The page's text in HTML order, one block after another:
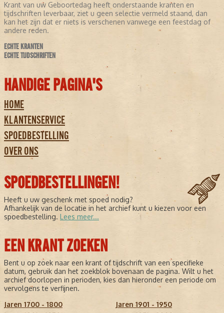
Krant van uw Geboortedag heeft onderstaande kranten en
tijdschriften leverbaar, ziet u geen selectie vermeld staand, dan
kan het zijn dat er niets is verschenen vanwege een feestdag of
andere reden.
ECHTE KRANTEN
ECHTE TIJDSCHRIFTEN
HANDIGE PAGINA'S
HOME
KLANTENSERVICE
SPOEDBESTELLING
OVER ONS
SPOEDBESTELLINGEN!
Heeft u uw geschenk met spoed nodig?
Afhankelijk van de locatie in het archief kunt u kiezen voor een
spoedbestelling. Lees meer...
EEN KRANT ZOEKEN
Bent u op zoek naar een krant of tijdschrift van een specifieke
datum, gebruik dan het zoekblok bovenaan de pagina. Wilt u het
archief doorlopen in perioden, kies dan hieronder een periode om
vervolgens te verfijnen.
Jaren 1700 - 1800
Jaren 1901 - 1950